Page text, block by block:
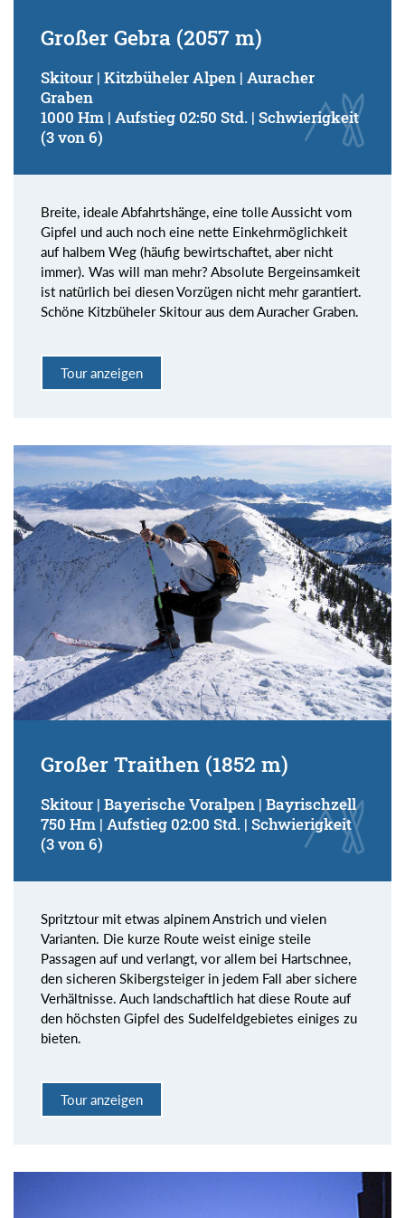
Großer Gebra (2057 m)
Skitour | Kitzbüheler Alpen | Auracher
Graben
1000 Hm | Aufstieg 02:50 Std. | Schwierigkeit
(3 von 6)
Breite, ideale Abfahrtshänge, eine tolle Aussicht vom
Gipfel und auch noch eine nette Einkehrmöglichkeit
auf halbem Weg (häufig bewirtschaftet, aber nicht
immer). Was will man mehr? Absolute Bergeinsamkeit
ist natürlich bei diesen Vorzügen nicht mehr garantiert.
Schöne Kitzbüheler Skitour aus dem Auracher Graben.
Tour anzeigen
Großer Traithen (1852 m)
Skitour | Bayerische Voralpen | Bayrischzell
750 Hm | Aufstieg 02:00 Std. | Schwierigkeit
(3 von 6)
Spritztour mit etwas alpinem Anstrich und vielen
Varianten. Die kurze Route weist einige steile
Passagen auf und verlangt, vor allem bei Hartschnee,
den sicheren Skibergsteiger in jedem Fall aber sichere
Verhältnisse. Auch landschaftlich hat diese Route auf
den höchsten Gipfel des Sudelfeldgebietes einiges zu
bieten.
Tour anzeigen